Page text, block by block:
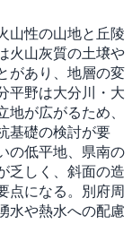
山性の山地と丘陵
火山灰質の土壌や
があり、地層の変
平野は大分川・大
が広がるため、
基礎の検討が要
の低平地、県南の
乏しく、斜面の造
点になる。別府周
水や熱水への配慮